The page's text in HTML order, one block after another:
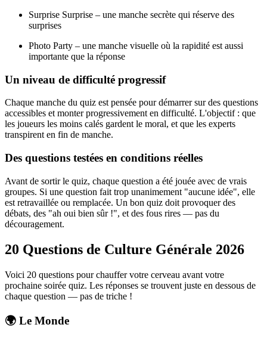
Surprise Surprise – une manche secrète qui réserve des
surprises
Photo Party – une manche visuelle où la rapidité est aussi
importante que la réponse
Un niveau de difficulté progressif
Chaque manche du quiz est pensée pour démarrer sur des questions
accessibles et monter progressivement en difficulté. L'objectif : que
les joueurs les moins calés gardent le moral, et que les experts
transpirent en fin de manche.
Des questions testées en conditions réelles
Avant de sortir le quiz, chaque question a été jouée avec de vrais
groupes. Si une question fait trop unanimement "aucune idée", elle
est retravaillée ou remplacée. Un bon quiz doit provoquer des
débats, des "ah oui bien sûr !", et des fous rires — pas du
découragement.
20 Questions de Culture Générale 2026
Voici 20 questions pour chauffer votre cerveau avant votre
prochaine soirée quiz. Les réponses se trouvent juste en dessous de
chaque question — pas de triche !
🌍 Le Monde